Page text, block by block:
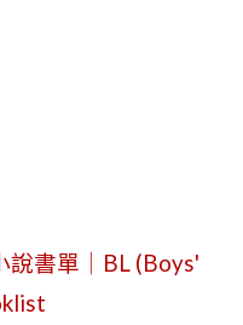
說書單｜BL (Boys'